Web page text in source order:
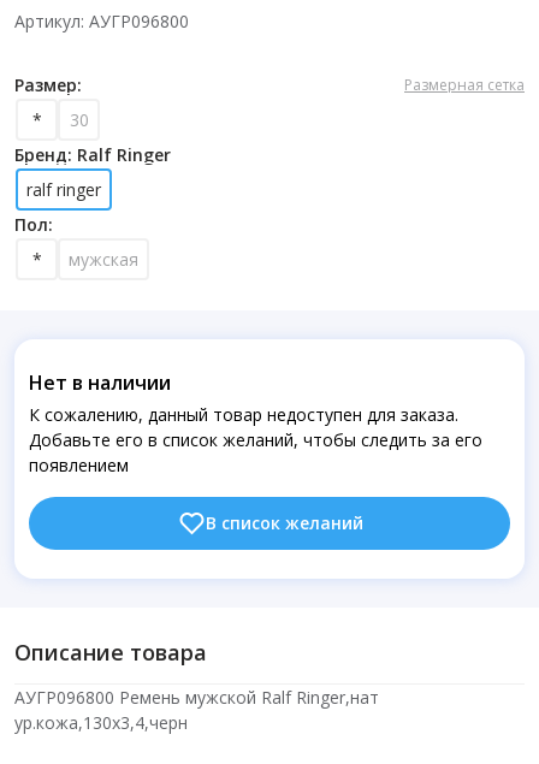
Артикул: АУГР096800
Размер: Размерная сетка
*
30
Бренд: Ralf Ringer
ralf ringer
Пол:
*
мужская
Нет в наличии
К сожалению, данный товар недоступен для заказа.
Добавьте его в список желаний, чтобы следить за его
появлением
В список желаний
Описание товара
АУГР096800 Ремень мужской Ralf Ringer,нат
ур.кожа,130х3,4,черн